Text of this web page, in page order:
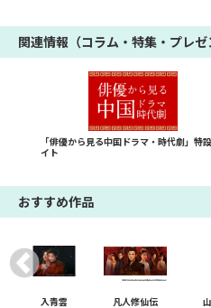
関連情報（コラム・特集・プレゼ
「俳優から見る中国ドラマ・時代劇」特
イト
おすすめ作品
入青雲 凡人修仙伝